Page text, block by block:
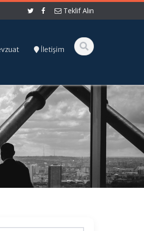
Teklif Alın
İletişim